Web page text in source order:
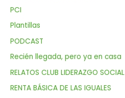
PCI
Plantillas
PODCAST
Recién llegada, pero ya en casa
RELATOS CLUB LIDERAZGO SOCIAL
RENTA BÁSICA DE LAS IGUALES